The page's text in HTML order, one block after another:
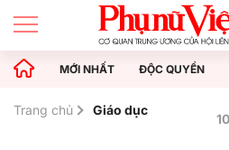
MỚI NHẤT ĐỘC QUYỀN
Trang chủ Giáo dục